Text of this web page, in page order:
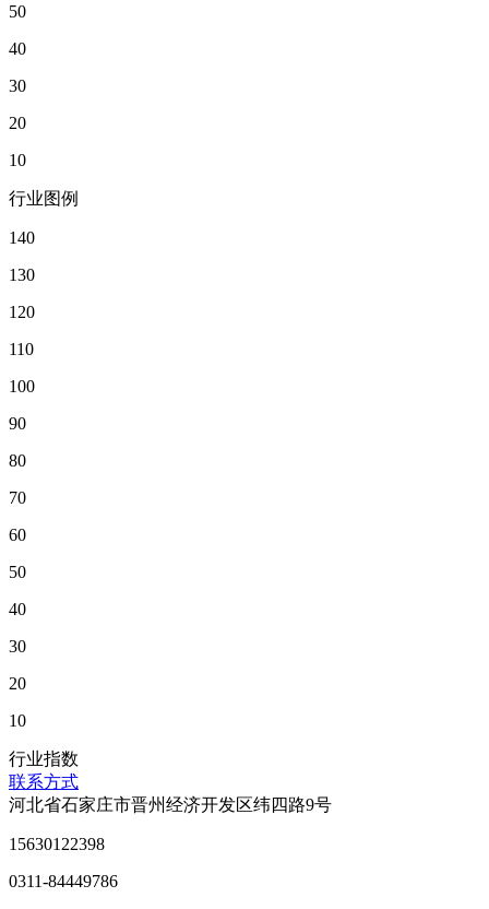
50
40
30
20
10
行业图例
140
130
120
110
100
90
80
70
60
50
40
30
20
10
行业指数
联系方式
河北省石家庄市晋州经济开发区纬四路9号
15630122398
0311-84449786